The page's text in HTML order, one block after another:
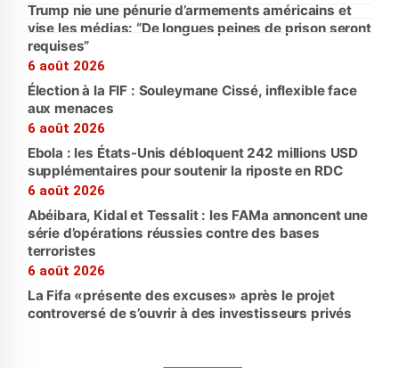
Trump nie une pénurie d’armements américains et
vise les médias: “De longues peines de prison seront
requises”
6 août 2026
Élection à la FIF : Souleymane Cissé, inflexible face
aux menaces
6 août 2026
Ebola : les États-Unis débloquent 242 millions USD
supplémentaires pour soutenir la riposte en RDC
6 août 2026
Abéibara, Kidal et Tessalit : les FAMa annoncent une
série d’opérations réussies contre des bases
terroristes
6 août 2026
La Fifa «présente des excuses» après le projet
controversé de s’ouvrir à des investisseurs privés